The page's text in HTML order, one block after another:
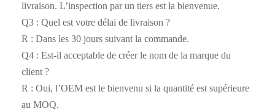
livraison. L’inspection par un tiers est la bienvenue.
Q3 : Quel est votre délai de livraison ?
R : Dans les 30 jours suivant la commande.
Q4 : Est-il acceptable de créer le nom de la marque du
client ?
R : Oui, l’OEM est le bienvenu si la quantité est supérieure
au MOQ.